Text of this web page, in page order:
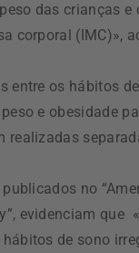
das crianças e
corporal (IMC)»,
entre os hábitos
e obesidade
realizadas
publicados no
evidenciam que
de sono